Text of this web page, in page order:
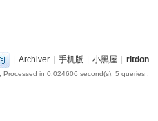
| Archiver | 手机版 | 小黑屋 | ritdon
, Processed in 0.024606 second(s), 5 queries .